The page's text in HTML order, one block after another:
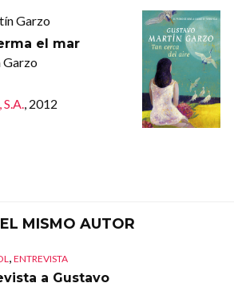
el mar
, 2012
MISMO AUTOR
, ENTREVISTA
a Gustavo